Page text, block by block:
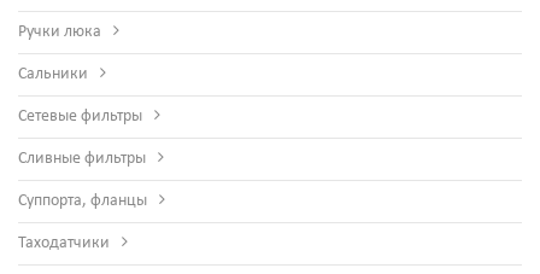
Ручки люка
Сальники
Сетевые фильтры
Сливные фильтры
Суппорта, фланцы
Таходатчики